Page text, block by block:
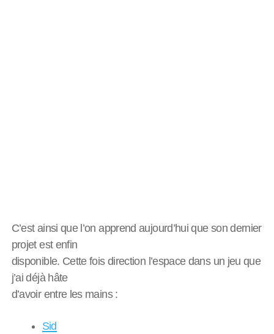
C’est ainsi que l’on apprend aujourd’hui que son dernier
projet est enfin
disponible. Cette fois direction l’espace dans un jeu que
j’ai déjà hâte
d’avoir entre les mains :
Sid